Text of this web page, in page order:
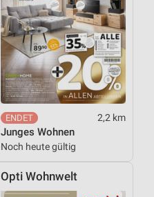
2,2 km
Junges Wohnen
Noch heute gültig
Opti Wohnwelt